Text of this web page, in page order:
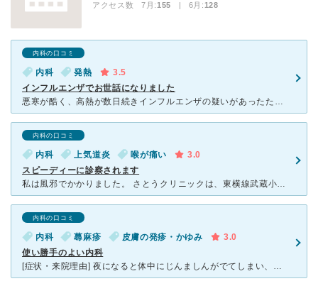
アクセス数 7月:155 | 6月:128
内科の口コミ
内科 発熱
3.5
インフルエンザでお世話になりました
悪寒が酷く、高熱が数日続きインフルエンザの疑いがあったため、会社への出社可否の確認のために検査で伺いました。特にかかりつけ医がなかったので、検索で良さそうな病院を探して見つけましたが、先生は親切に話を
内科の口コミ
内科 上気道炎 喉が痛い
3.0
スピーディーに診察されます
私は風邪でかかりました。 さとうクリニックは、東横線武蔵小杉駅からほど近く、歩いて5分かからないくらいのところにあります。 駅近なこともあってか、いつも混んでいるイメージがあります。
内科の口コミ
内科 蕁麻疹 皮膚の発疹・かゆみ
3.0
使い勝手のよい内科
[症状・来院理由] 夜になると体中にじんましんがでてしまい、インターネットで検索したところ皮膚科よりも内科を受診するとよいとのことだったので家から近いさとうクリニックへ行きました。 [医師の診断・